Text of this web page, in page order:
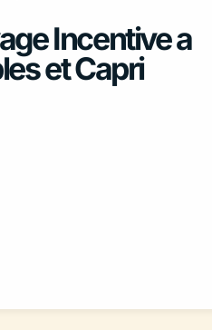
Incentive a
et Capri